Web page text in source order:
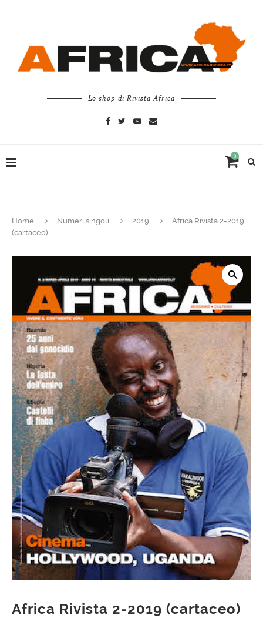
Lo shop di Rivista Africa
0
Home Numeri singoli 2019
Africa Rivista 2-2019
(cartaceo)
Africa Rivista 2-2019 (cartaceo)